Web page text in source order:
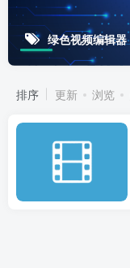
绿色视频编辑器
排序 更新 浏览